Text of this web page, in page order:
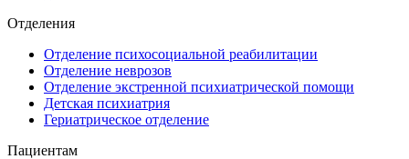
Отделения
Отделение психосоциальной реабилитации
Отделение неврозов
Отделение экстренной психиатрической помощи
Детская психиатрия
Гериатрическое отделение
Пациентам